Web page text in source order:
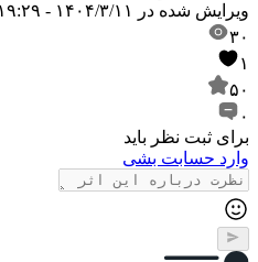
ویرایش شده در
۱۴۰۴/۳/۱۱ - ۱۹:۲۹
۳۰
۱
۵۰
۰
برای ثبت نظر باید
وارد حسابت بشی